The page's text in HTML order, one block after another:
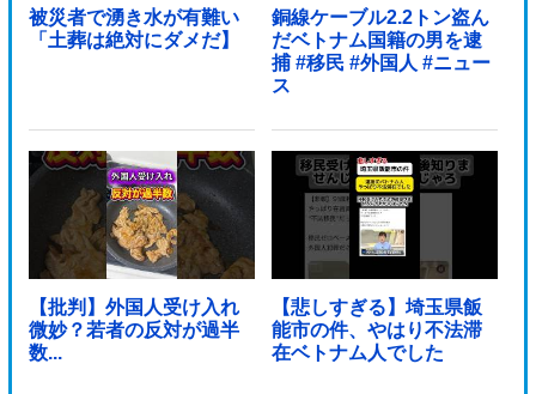
被災者で湧き水が有難い
「土葬は絶対にダメだ】
銅線ケーブル2.2トン盗ん
だベトナム国籍の男を逮
捕 #移民 #外国人 #ニュー
ス
【批判】外国人受け入れ
微妙？若者の反対が過半
数...
【悲しすぎる】埼玉県飯
能市の件、やはり不法滞
在ベトナム人でした